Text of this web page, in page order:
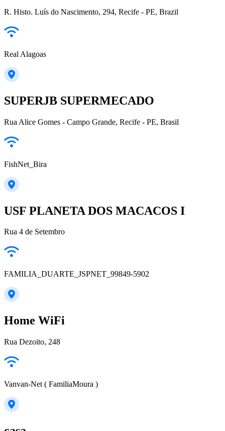
R. Histo. Luís do Nascimento, 294, Recife - PE, Brazil
Real Alagoas
SUPERJB SUPERMECADO
Rua Alice Gomes - Campo Grande, Recife - PE, Brasil
FishNet_Bira
USF PLANETA DOS MACACOS I
Rua 4 de Setembro
FAMILIA_DUARTE_JSPNET_99849-5902
Home WiFi
Rua Dezoito, 248
Vanvan-Net ( FamiliaMoura )